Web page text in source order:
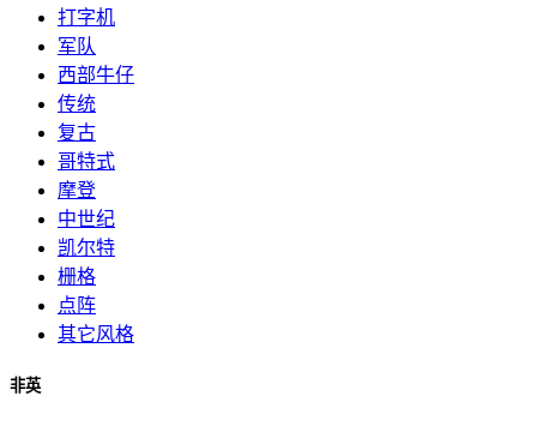
打字机
军队
西部牛仔
传统
复古
哥特式
摩登
中世纪
凯尔特
栅格
点阵
其它风格
非英